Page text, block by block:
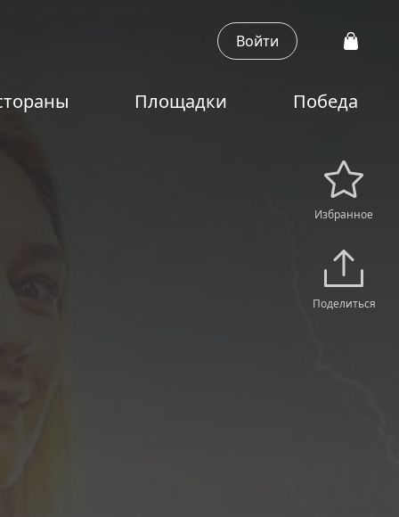
Войти
Площадки Победа
Избранное
Поделиться